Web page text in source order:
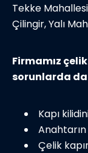
Tekke
Çilingir, Yalı
Firmamız
sorunlarda da
Kapı
Anahtarın
Çelik